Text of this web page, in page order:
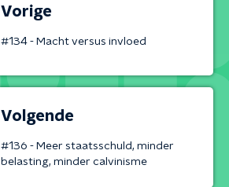
Vorige
#134 - Macht versus invloed
Volgende
#136 - Meer staatsschuld, minder
belasting, minder calvinisme